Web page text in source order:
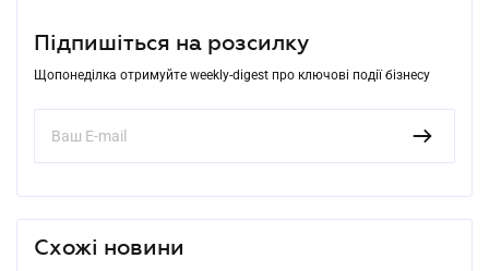
Підпишіться на розсилку
Щопонеділка отримуйте weekly-digest про ключові події бізнесу
Схожі новини